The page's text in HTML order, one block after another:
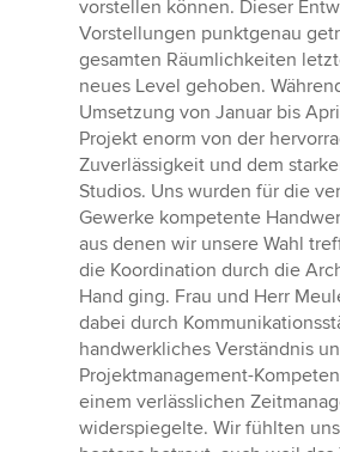
vorstellen können. Dieser
Vorstellungen punktgenau
gesamten Räumlichkeiten
neues Level gehoben.
Umsetzung von Januar bis
Projekt enorm von der
Zuverlässigkeit und dem
Studios. Uns wurden für die
Gewerke kompetente
aus denen wir unsere Wahl
die Koordination durch die
Hand ging. Frau und Herr
dabei durch
handwerkliches Verständnis
Projektmanagement-
einem verlässlichen
widerspiegelte. Wir fühlten